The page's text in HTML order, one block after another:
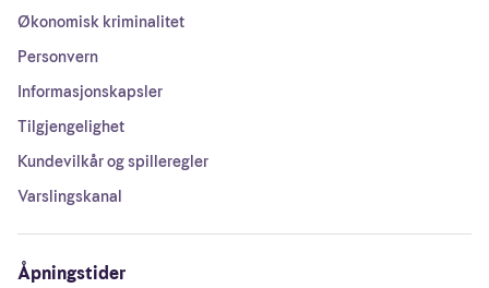
Økonomisk kriminalitet
Personvern
Informasjonskapsler
Tilgjengelighet
Kundevilkår og spilleregler
Varslingskanal
Åpningstider